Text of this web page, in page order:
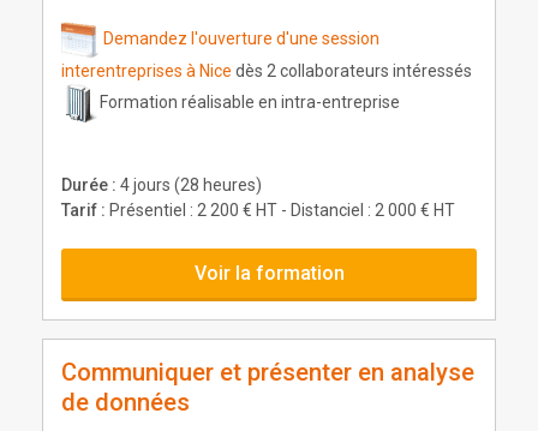
Demandez l'ouverture d'une session
interentreprises à Nice dès 2 collaborateurs intéressés
Formation réalisable en intra-entreprise
Durée : 4 jours (28 heures)
Tarif : Présentiel : 2 200 € HT - Distanciel : 2 000 € HT
Voir la formation
Communiquer et présenter en analyse
de données